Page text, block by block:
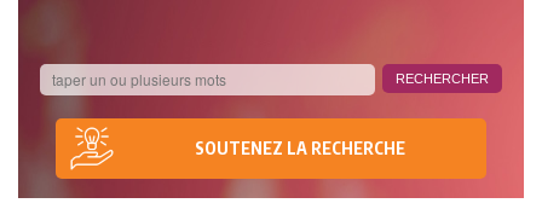
SOUTENEZ LA RECHERCHE